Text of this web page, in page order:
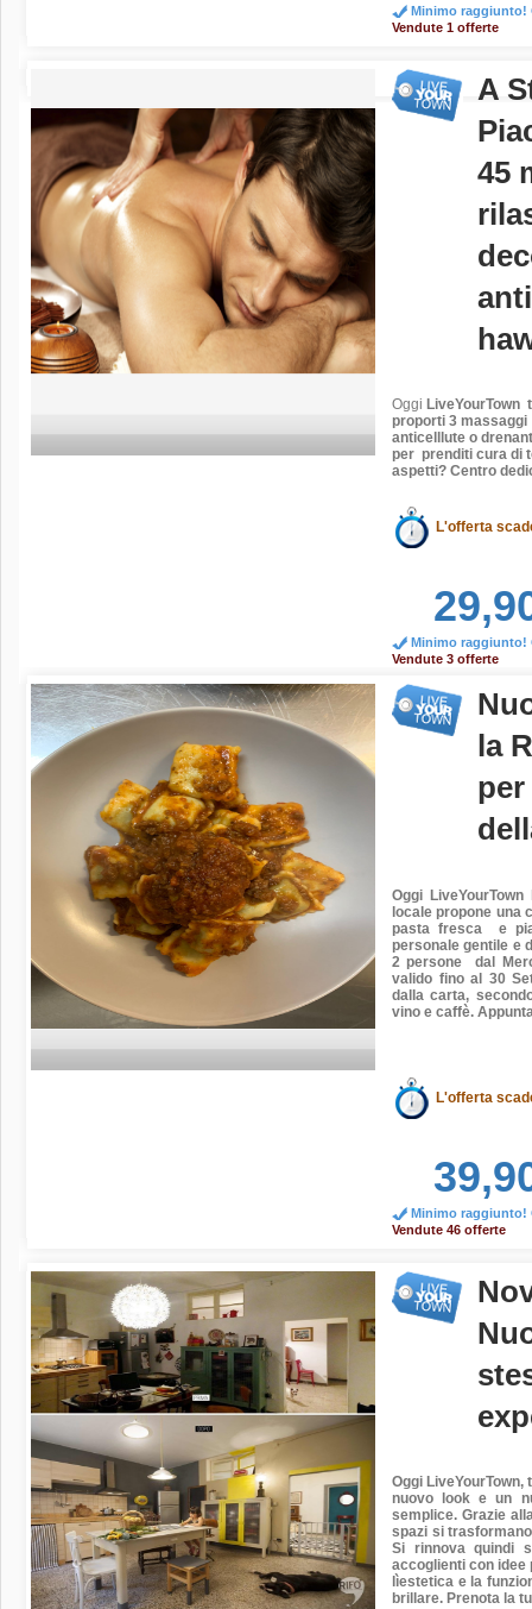
Minimo raggiunto!
Vendute 1 offerte
A
45
Oggi LiveYourTown
proporti 3 massaggi
anticelllute o
per prenditi cura di
aspetti? Centro
L'offerta
Minimo raggiunto!
Vendute 3 offerte
la
Oggi
locale propone una
pasta fresca e
personale gentile e
2 persone dal
valido fino al 30
dalla carta,
vino e caffè.
L'offerta
Minimo raggiunto!
Vendute 46 offerte
Oggi
nuovo look e un
semplice. Grazie
spazi si
Si rinnova quindi
accoglienti con idee
lìestetica e la
brillare. Prenota la